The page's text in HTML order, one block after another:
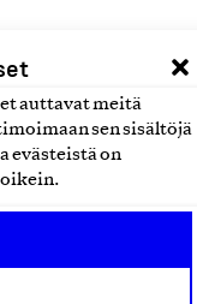
auttavat meitä
sen sisältöjä
evästeistä on
ja